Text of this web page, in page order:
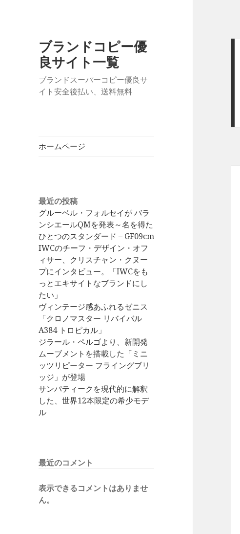
ブランドコピー優
良サイト一覧
ブランドスーパーコピー優良サ
イト安全後払い、送料無料
ホームページ
最近の投稿
グルーベル・フォルセイが バラ
ンシエールQMを発表～名を得た
ひとつのスタンダード – GF09cm
IWCのチーフ・デザイン・オフ
ィサー、クリスチャン・クヌー
プにインタビュー。「IWCをも
っとエキサイトなブランドにし
たい」
ヴィンテージ感あふれるゼニス
「クロノマスター リバイバル
A384 トロピカル」
ジラール・ペルゴより、新開発
ムーブメントを搭載した「ミニ
ッツリピーター フライングブリ
ッジ」が登場
サンパティークを現代的に解釈
した、世界12本限定の希少モデ
ル
最近のコメント
表示できるコメントはありませ
ん。